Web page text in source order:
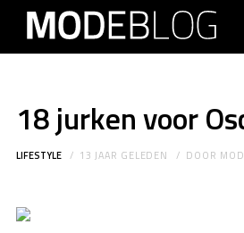
18 jurken voor
LIFESTYLE 13 JAAR GELEDEN DOOR